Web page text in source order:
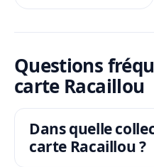
Questions
carte Racaillou
Dans quelle
carte Racaillou ?